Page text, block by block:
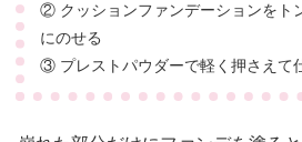
② クッションファンデーションをト
にのせる
③ プレストパウダーで軽く押さえて